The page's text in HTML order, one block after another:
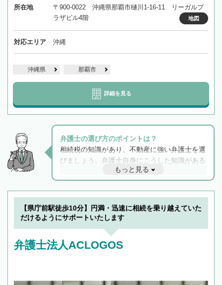
所在地
〒900-0022 沖縄県那覇市樋川1-16-11 リーガルプ
ラザビル4階
地図
対応エリア 沖縄
沖縄県 那覇市
詳細を見る
弁護士の選び方のポイントは？
相続税の知識があり、不動産に強い弁護士を選
びましょう。弁護士自身にこうした知識がある
と他士業との連携もスムーズに進み、トラブル
解決のみならず相続をトータルで任せることが
できます。また、相続は感情がからむ分野なの
でフィーリングも重要です。実際に電話や面談
で複数の弁護士と会話をしてウマが合う方に依
もっと見る
【県庁前駅徒歩10分】円満・迅速に相続を乗り越えていた
だけるようにサポートいたします
弁護士法人ACLOGOS